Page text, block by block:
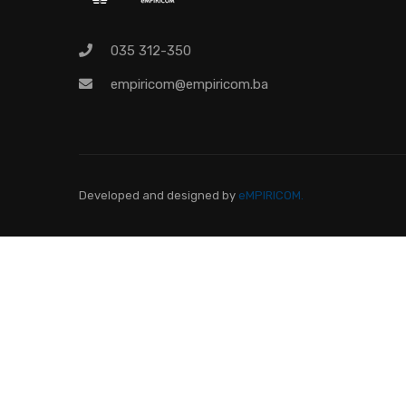
035 312-350
empiricom@empiricom.ba
Developed and designed by eMPIRICOM.